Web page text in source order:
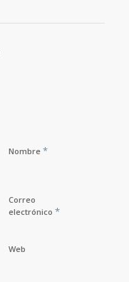
Nombre *
Correo
electrónico *
Web